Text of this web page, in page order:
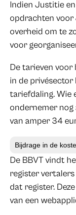
Indien Justitie
opdrachten voor
overheid om te
voor
De tarieven voor
in de privésector
tariefdaling. Wie
ondernemer nog
van amper 34
Bijdrage in de
De BBVT vindt
register
dat register.
van een